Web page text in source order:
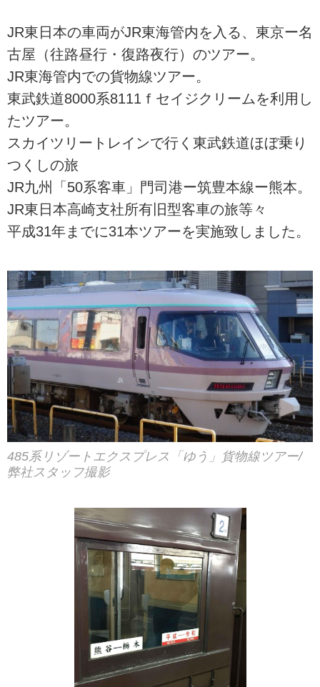
JR東日本の車両がJR東海管内を入る、東京ー名
古屋（往路昼行・復路夜行）のツアー。
JR東海管内での貨物線ツアー。
東武鉄道8000系8111ｆセイジクリームを利用し
たツアー。
スカイツリートレインで行く東武鉄道ほぼ乗り
つくしの旅
JR九州「50系客車」門司港ー筑豊本線ー熊本。
JR東日本高崎支社所有旧型客車の旅等々
平成31年までに31本ツアーを実施致しました。
485系リゾートエクスプレス「ゆう」貨物線ツアー/
弊社スタッフ撮影